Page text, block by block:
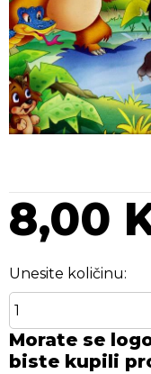
8,00
Unesite količinu:
Morate se
biste kupili